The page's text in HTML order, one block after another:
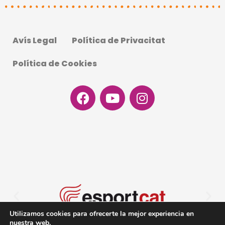
Avís Legal
Política de Privacitat
Política de Cookies
Facebook
YoutubeInstagram
Utilizamos cookies para ofrecerte la mejor experiencia en
nuestra web.